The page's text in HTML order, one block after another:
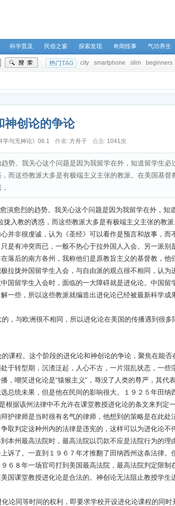
科学普及 民俗之窗 探索发现 奇闻怪事 气功养生
city smartphone slim beginners
神创论的争论
学与无神论》06.1 作者: 方舟子 点击: 1041次
势。我关心这个问题是因为我留学在外，知道留学生必
而这些教派大多是有极端主义主张的教派。在美国基督
愈烈的趋势。我关心这个问题是因为我留学在外，知
入教的诱惑，而这些教派大多是有极端主义主张的教派
并非很虔诚，认为《圣经》可以看作是预言和故事，而
是有冲突而已，一般不热心于拉外国人入会。另一派别
落后的南方各州，我称他们是原教旨主义的基督教，他
拉拢外国留学生入会，与自由派的观点很不相同，认为
国留学生入会时，面临的一大障碍就是进化论。中国留
一些，所以这些教派就编造出进化论已经被最新科学成
，与欧洲很不相同，所以进化论在美国的传播遇到很多
课程。这个阶段的进化论和神创论的争论，聚焦在能否
于转型期，沉渣泛起，人心不古，一片混乱状态，一些
，嘲笑进化论是“猿猴主义”，辱没了人类的尊严，其代表
总统未果，但是他在民间的影响很大。１９２５年田纳
根据该州法律中不允许在课堂教授进化论的条文来判定
护律师是当时很有名气的律师，他想到的策略是在此处
取判定这种州内的法律是违宪的，这样可以为进化论不
本州最高法院时，最高法院以罚款不应是法院行为的理
诉了。一直到１９６７年才推翻了田纳西州这条法律。
６８年一场官司打到美国最高法院，最高法院判定限制
国课堂教授进化论是合法的。神创论无法阻止教授学生
论同等时间的权利，即要求学校开设进化论课程的同时